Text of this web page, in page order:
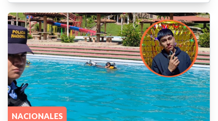
NACIONALES